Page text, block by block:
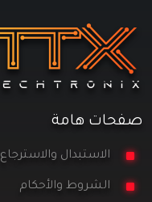
صفحات هامة
الاستبدال والاسترجاع
الشروط والأحكام